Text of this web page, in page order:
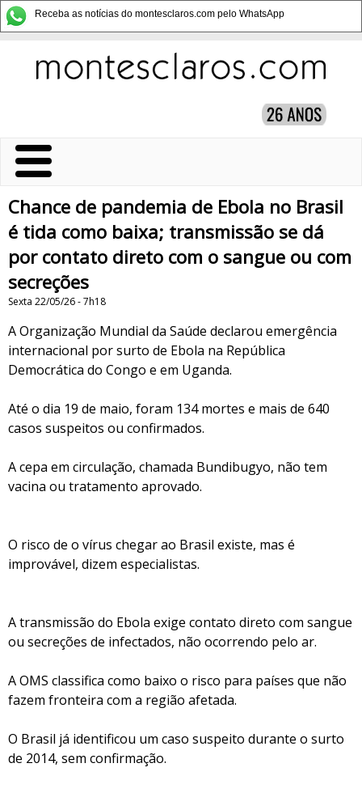
Receba as notícias do montesclaros.com pelo WhatsApp
Chance de pandemia de Ebola no Brasil
é tida como baixa; transmissão se dá
por contato direto com o sangue ou com
secreções
Sexta 22/05/26 - 7h18
A Organização Mundial da Saúde declarou emergência
internacional por surto de Ebola na República
Democrática do Congo e em Uganda.
Até o dia 19 de maio, foram 134 mortes e mais de 640
casos suspeitos ou confirmados.
A cepa em circulação, chamada Bundibugyo, não tem
vacina ou tratamento aprovado.
O risco de o vírus chegar ao Brasil existe, mas é
improvável, dizem especialistas.
A transmissão do Ebola exige contato direto com sangue
ou secreções de infectados, não ocorrendo pelo ar.
A OMS classifica como baixo o risco para países que não
fazem fronteira com a região afetada.
O Brasil já identificou um caso suspeito durante o surto
de 2014, sem confirmação.